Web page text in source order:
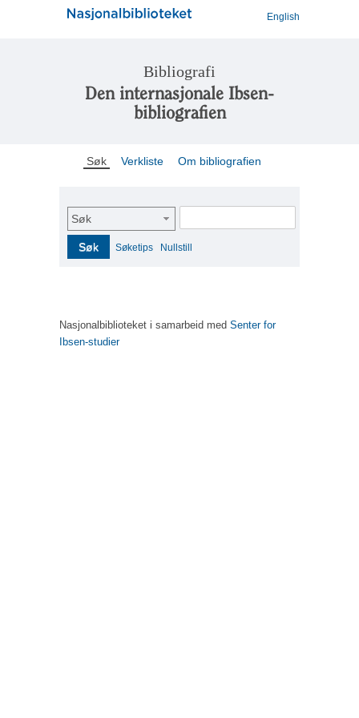
English
Bibliografi
Den internasjonale Ibsen-
bibliografien
Søk Verkliste Om bibliografien
Søk
Søk Søketips Nullstill
Nasjonalbiblioteket i samarbeid med Senter for
Ibsen-studier